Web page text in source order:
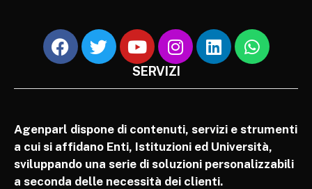
SERVIZI
Agenparl dispone di contenuti, servizi e strumenti
a cui si affidano Enti, Istituzioni ed Università,
sviluppando una serie di soluzioni personalizzabili
a seconda delle necessità dei clienti.